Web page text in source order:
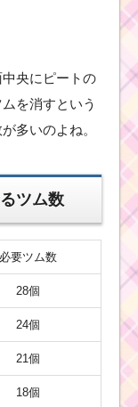
央にピートの
を消すという
多いのよね。
ツム数
必要ツム数
28個
24個
21個
18個